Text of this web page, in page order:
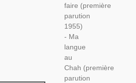
faire (première
parution
1955)
- Ma
langue
au
Chah (première
parution